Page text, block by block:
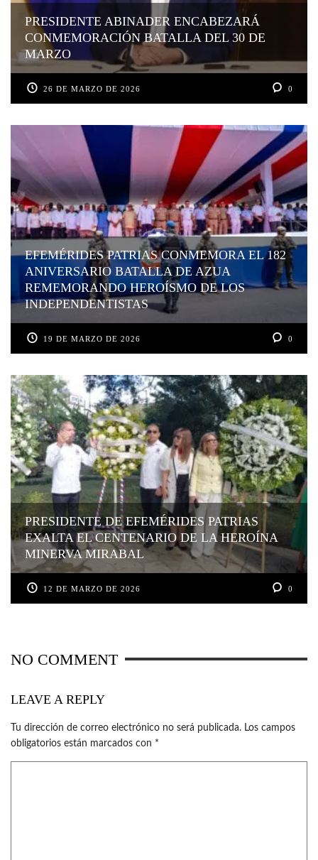
PRESIDENTE ABINADER ENCABEZARÁ
CONMEMORACIÓN BATALLA DEL 30 DE
MARZO
26 DE MARZO DE 2026 0
EFEMÉRIDES PATRIAS CONMEMORA EL 182
ANIVERSARIO BATALLA DE AZUA
REMEMORANDO HEROÍSMO DE LOS
INDEPENDENTISTAS
19 DE MARZO DE 2026 0
PRESIDENTE DE EFEMÉRIDES PATRIAS
EXALTA EL CENTENARIO DE LA HEROÍNA
MINERVA MIRABAL
12 DE MARZO DE 2026 0
NO COMMENT
LEAVE A REPLY
Tu dirección de correo electrónico no será publicada. Los campos
obligatorios están marcados con *